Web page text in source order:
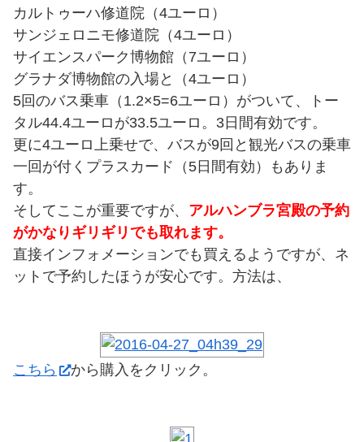
カルトゥーハ修道院（4ユーロ）
サンジェロニモ修道院（4ユーロ）
サイエンスパーク博物館（7ユーロ）
グラナダ博物館の入場と（4ユーロ）
5回のバス乗車（1.2×5=6ユーロ）がついて、トー
タル44.4ユーロが33.5ユーロ。3日間有効です。
更に4ユーロ上乗せで、バスが9回と観光バスの乗車
一回が付くプラスカード（5日間有効）もありま
す。
そしてここが重要ですが、 アルハンブラ宮殿の予約
がかなりギリギリでも取れます。
直接インフォメーションでも買えるようですが、ネ
ットで予約したほうが安心です。方法は、
こちら から購入をクリック。